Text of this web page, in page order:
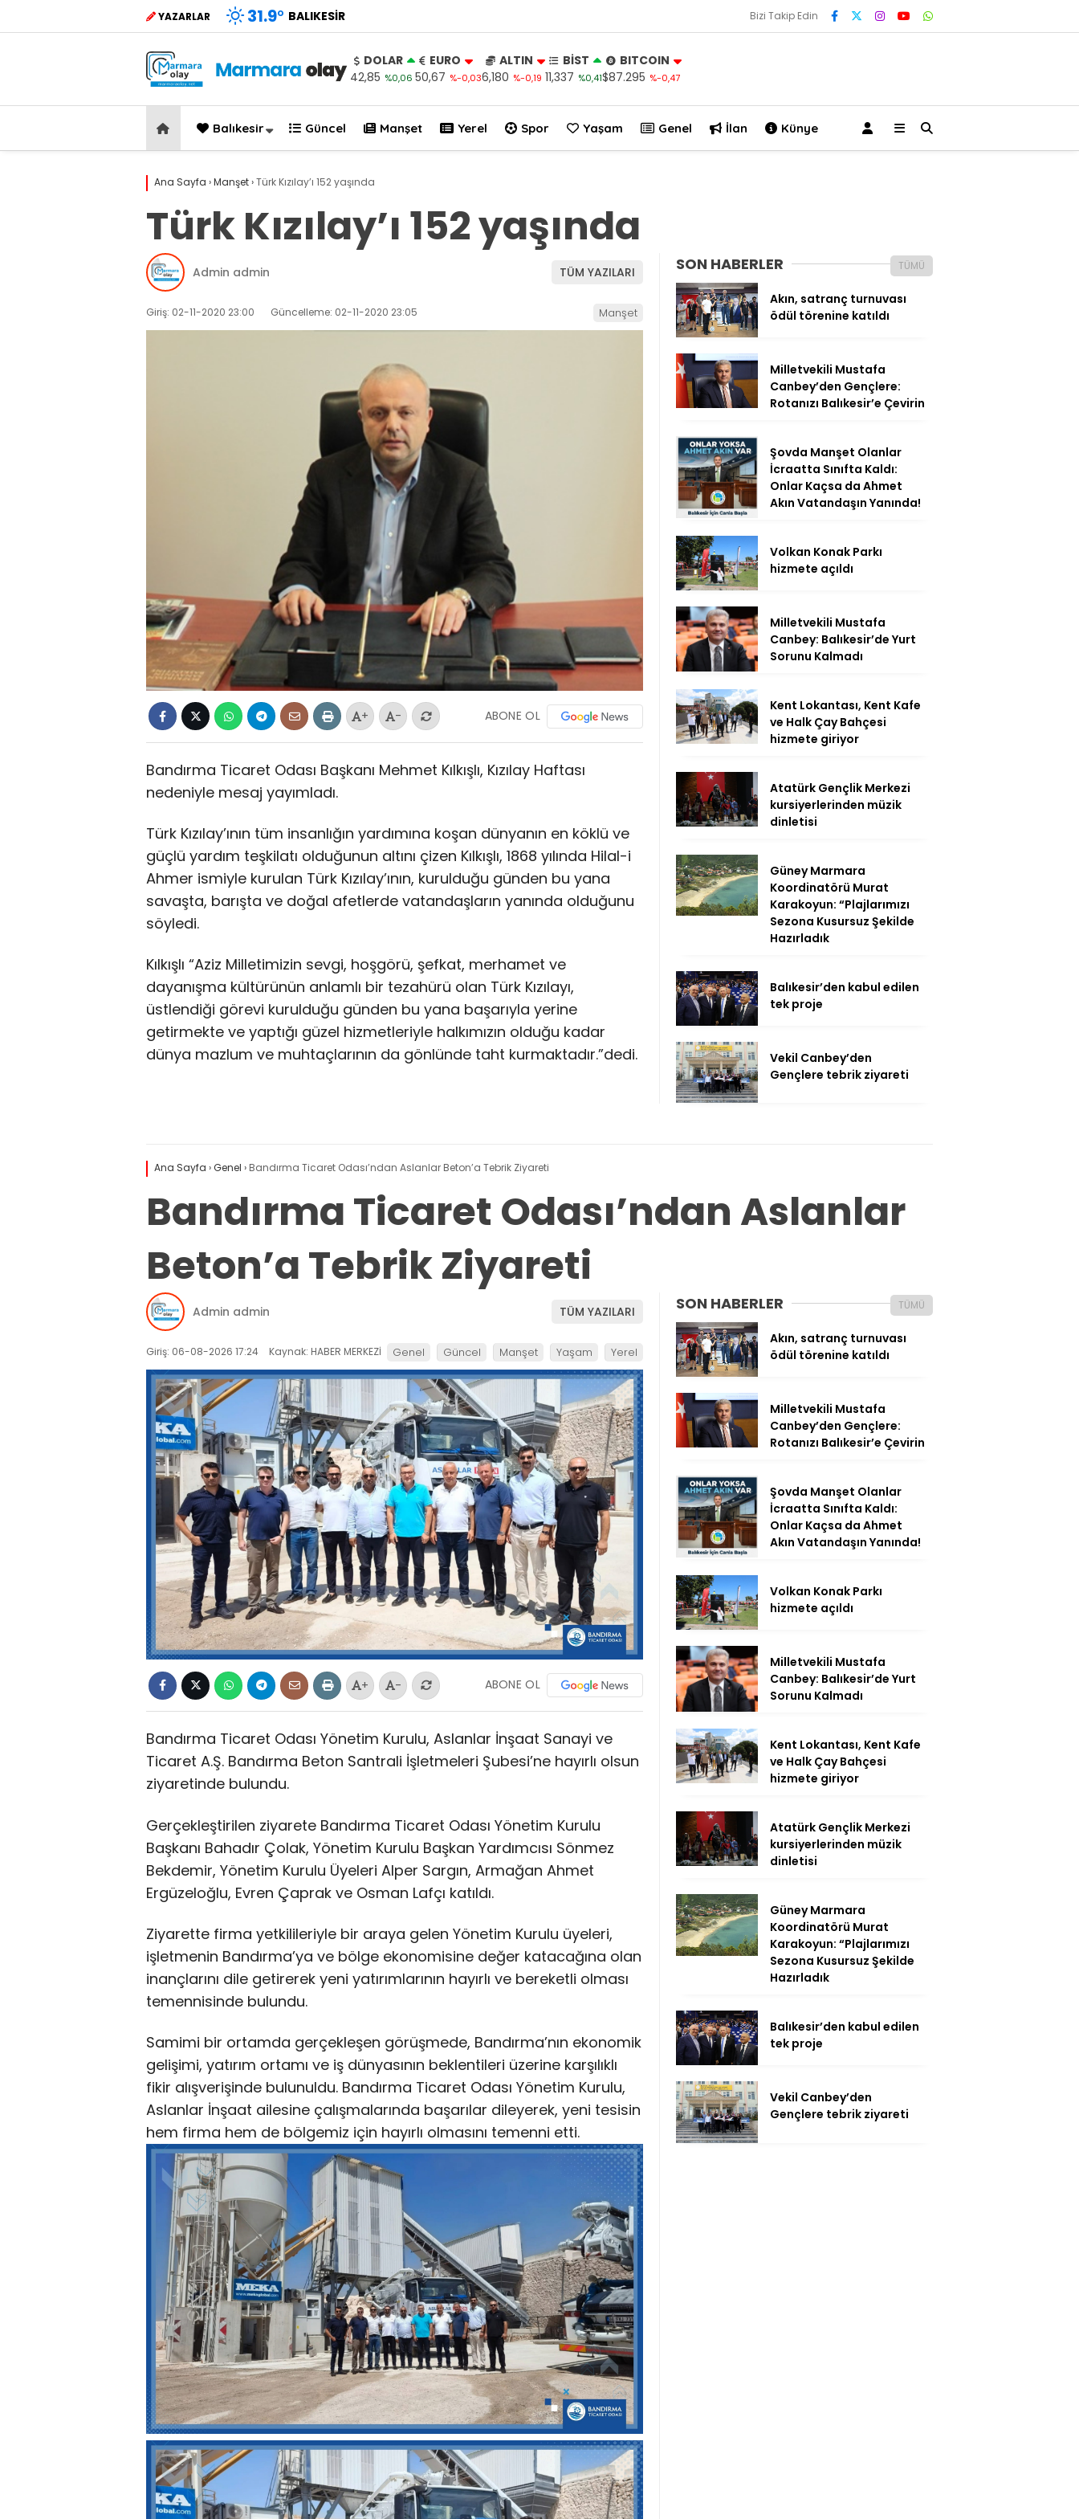
YAZARLAR 31.9° BALIKESIR Bizi Takip Edin
DOLAR
42,85 %0,06
EURO
50,67 %-0,03
ALTIN
6,180 %-0,19
BİST
11,337 %0,41
BITCOIN
$87.295 %-0,47
Balıkesir Güncel Manşet Yerel Spor Yaşam Genel İlan Künye
Ana Sayfa ›Manşet›Türk Kızılay’ı 152 yaşında
Türk Kızılay’ı 152 yaşında
Admin admin TÜM YAZILARI
Giriş: 02-11-2020 23:00 Güncelleme: 02-11-2020 23:05 Manşet
+ - ABONE OL
Bandırma Ticaret Odası Başkanı Mehmet Kılkışlı, Kızılay Haftası
nedeniyle mesaj yayımladı.
Türk Kızılay’ının tüm insanlığın yardımına koşan dünyanın en köklü ve
güçlü yardım teşkilatı olduğunun altını çizen Kılkışlı, 1868 yılında Hilal-i
Ahmer ismiyle kurulan Türk Kızılay’ının, kurulduğu günden bu yana
savaşta, barışta ve doğal afetlerde vatandaşların yanında olduğunu
söyledi.
Kılkışlı “Aziz Milletimizin sevgi, hoşgörü, şefkat, merhamet ve
dayanışma kültürünün anlamlı bir tezahürü olan Türk Kızılayı,
üstlendiği görevi kurulduğu günden bu yana başarıyla yerine
getirmekte ve yaptığı güzel hizmetleriyle halkımızın olduğu kadar
dünya mazlum ve muhtaçlarının da gönlünde taht kurmaktadır.”dedi.
SON HABERLER TÜMÜ
Akın, satranç turnuvası
ödül törenine katıldı
Milletvekili Mustafa
Canbey’den Gençlere:
Rotanızı Balıkesir’e Çevirin
Şovda Manşet Olanlar
İcraatta Sınıfta Kaldı:
Onlar Kaçsa da Ahmet
Akın Vatandaşın Yanında!
Volkan Konak Parkı
hizmete açıldı
Milletvekili Mustafa
Canbey: Balıkesir’de Yurt
Sorunu Kalmadı
Kent Lokantası, Kent Kafe
ve Halk Çay Bahçesi
hizmete giriyor
Atatürk Gençlik Merkezi
kursiyerlerinden müzik
dinletisi
Güney Marmara
Koordinatörü Murat
Karakoyun: “Plajlarımızı
Sezona Kusursuz Şekilde
Hazırladık
Balıkesir’den kabul edilen
tek proje
Vekil Canbey’den
Gençlere tebrik ziyareti
Ana Sayfa ›Genel › Bandırma Ticaret Odası’ndan Aslanlar Beton’a Tebrik Ziyareti
Bandırma Ticaret Odası’ndan Aslanlar
Beton’a Tebrik Ziyareti
Admin admin TÜM YAZILARI
Giriş: 06-08-2026 17:24 Kaynak: HABER MERKEZİ Genel Güncel Manşet Yaşam Yerel
+ - ABONE OL
Bandırma Ticaret Odası Yönetim Kurulu, Aslanlar İnşaat Sanayi ve
Ticaret A.Ş. Bandırma Beton Santrali İşletmeleri Şubesi’ne hayırlı olsun
ziyaretinde bulundu.
Gerçekleştirilen ziyarete Bandırma Ticaret Odası Yönetim Kurulu
Başkanı Bahadır Çolak, Yönetim Kurulu Başkan Yardımcısı Sönmez
Bekdemir, Yönetim Kurulu Üyeleri Alper Sargın, Armağan Ahmet
Ergüzeloğlu, Evren Çaprak ve Osman Lafçı katıldı.
Ziyarette firma yetkilileriyle bir araya gelen Yönetim Kurulu üyeleri,
işletmenin Bandırma’ya ve bölge ekonomisine değer katacağına olan
inançlarını dile getirerek yeni yatırımlarının hayırlı ve bereketli olması
temennisinde bulundu.
Samimi bir ortamda gerçekleşen görüşmede, Bandırma’nın ekonomik
gelişimi, yatırım ortamı ve iş dünyasının beklentileri üzerine karşılıklı
fikir alışverişinde bulunuldu. Bandırma Ticaret Odası Yönetim Kurulu,
Aslanlar İnşaat ailesine çalışmalarında başarılar dileyerek, yeni tesisin
hem firma hem de bölgemiz için hayırlı olmasını temenni etti.
SON HABERLER TÜMÜ
Akın, satranç turnuvası
ödül törenine katıldı
Milletvekili Mustafa
Canbey’den Gençlere:
Rotanızı Balıkesir’e Çevirin
Şovda Manşet Olanlar
İcraatta Sınıfta Kaldı:
Onlar Kaçsa da Ahmet
Akın Vatandaşın Yanında!
Volkan Konak Parkı
hizmete açıldı
Milletvekili Mustafa
Canbey: Balıkesir’de Yurt
Sorunu Kalmadı
Kent Lokantası, Kent Kafe
ve Halk Çay Bahçesi
hizmete giriyor
Atatürk Gençlik Merkezi
kursiyerlerinden müzik
dinletisi
Güney Marmara
Koordinatörü Murat
Karakoyun: “Plajlarımızı
Sezona Kusursuz Şekilde
Hazırladık
Balıkesir’den kabul edilen
tek proje
Vekil Canbey’den
Gençlere tebrik ziyareti